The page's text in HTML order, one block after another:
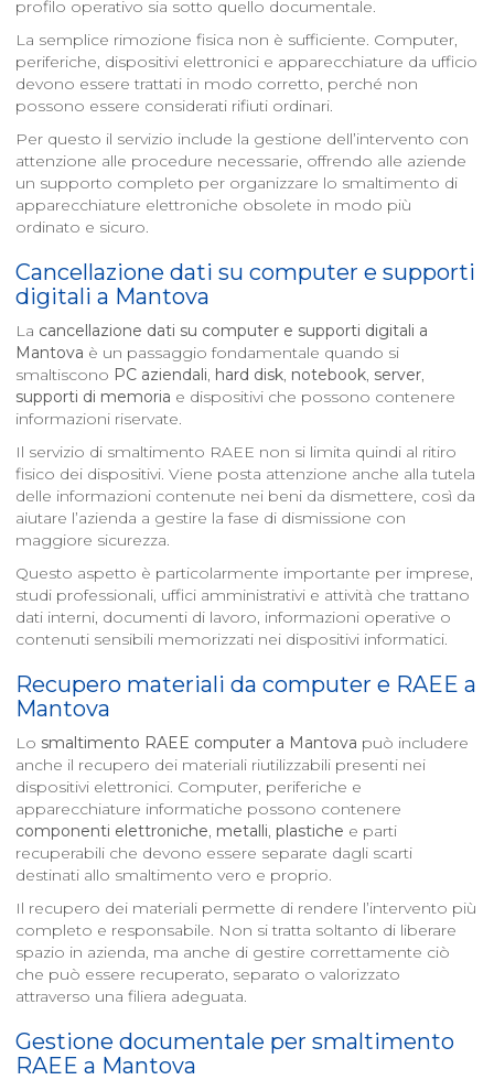
profilo operativo sia sotto quello documentale.
La semplice rimozione fisica non è sufficiente. Computer,
periferiche, dispositivi elettronici e apparecchiature da ufficio
devono essere trattati in modo corretto, perché non
possono essere considerati rifiuti ordinari.
Per questo il servizio include la gestione dell’intervento con
attenzione alle procedure necessarie, offrendo alle aziende
un supporto completo per organizzare lo smaltimento di
apparecchiature elettroniche obsolete in modo più
ordinato e sicuro.
Cancellazione dati su computer e supporti
digitali a Mantova
La cancellazione dati su computer e supporti digitali a
Mantova è un passaggio fondamentale quando si
smaltiscono PC aziendali, hard disk, notebook, server,
supporti di memoria e dispositivi che possono contenere
informazioni riservate.
Il servizio di smaltimento RAEE non si limita quindi al ritiro
fisico dei dispositivi. Viene posta attenzione anche alla tutela
delle informazioni contenute nei beni da dismettere, così da
aiutare l’azienda a gestire la fase di dismissione con
maggiore sicurezza.
Questo aspetto è particolarmente importante per imprese,
studi professionali, uffici amministrativi e attività che trattano
dati interni, documenti di lavoro, informazioni operative o
contenuti sensibili memorizzati nei dispositivi informatici.
Recupero materiali da computer e RAEE a
Mantova
Lo smaltimento RAEE computer a Mantova può includere
anche il recupero dei materiali riutilizzabili presenti nei
dispositivi elettronici. Computer, periferiche e
apparecchiature informatiche possono contenere
componenti elettroniche, metalli, plastiche e parti
recuperabili che devono essere separate dagli scarti
destinati allo smaltimento vero e proprio.
Il recupero dei materiali permette di rendere l’intervento più
completo e responsabile. Non si tratta soltanto di liberare
spazio in azienda, ma anche di gestire correttamente ciò
che può essere recuperato, separato o valorizzato
attraverso una filiera adeguata.
Gestione documentale per smaltimento
RAEE a Mantova